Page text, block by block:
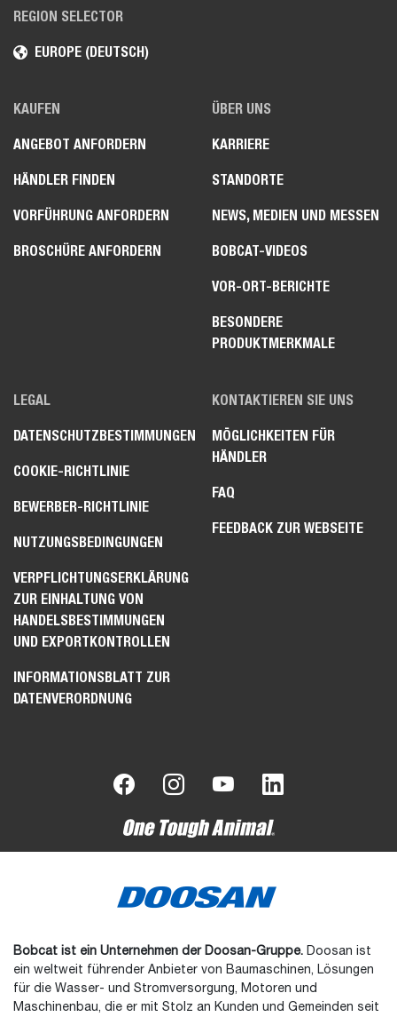
REGION SELECTOR
EUROPE (DEUTSCH)
KAUFEN
ANGEBOT ANFORDERN
HÄNDLER FINDEN
VORFÜHRUNG ANFORDERN
BROSCHÜRE ANFORDERN
ÜBER UNS
KARRIERE
STANDORTE
NEWS, MEDIEN UND MESSEN
BOBCAT-VIDEOS
VOR-ORT-BERICHTE
BESONDERE
PRODUKTMERKMALE
LEGAL
DATENSCHUTZBESTIMMUNGEN
COOKIE-RICHTLINIE
BEWERBER-RICHTLINIE
NUTZUNGSBEDINGUNGEN
VERPFLICHTUNGSERKLÄRUNG
ZUR EINHALTUNG VON
HANDELSBESTIMMUNGEN
UND EXPORTKONTROLLEN
INFORMATIONSBLATT ZUR
DATENVERORDNUNG
KONTAKTIEREN SIE UNS
MÖGLICHKEITEN FÜR
HÄNDLER
FAQ
FEEDBACK ZUR WEBSEITE
Bobcat ist ein Unternehmen der Doosan-Gruppe. Doosan ist
ein weltweit führender Anbieter von Baumaschinen, Lösungen
für die Wasser- und Stromversorgung, Motoren und
Maschinenbau, die er mit Stolz an Kunden und Gemeinden seit